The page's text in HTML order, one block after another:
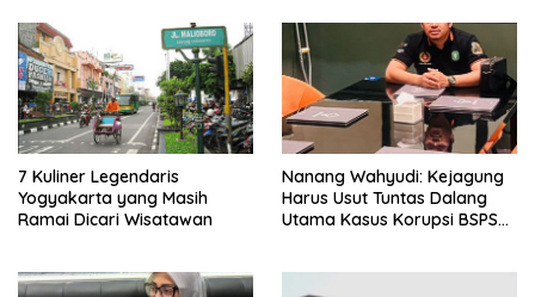
7 Kuliner Legendaris
Yogyakarta yang Masih
Ramai Dicari Wisatawan
Nanang Wahyudi: Kejagung
Harus Usut Tuntas Dalang
Utama Kasus Korupsi BSPS